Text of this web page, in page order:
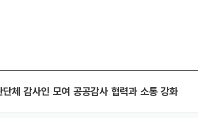
체 감사인 모여 공공감사 협력과 소통 강화